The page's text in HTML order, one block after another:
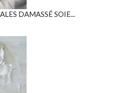
DAMASSÉ SOIE...